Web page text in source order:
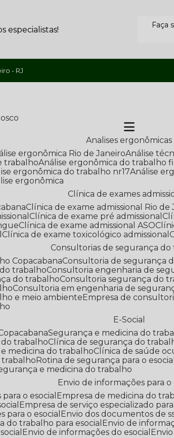
especialistas!
Faça
- RJ
Analises ergonômicas
ergonômica Rio de Janeiro Análise
trabalho Análise ergonômica do trabalho
ergonômica do trabalho nr17 Análise
ergonômica
Clínica de exames
Clínica de exame admissional Rio de
Clínica de exame pré admissional
Clínica de exame admissional ASO
Clínica de exame toxicológico admissional
Consultorias de segurança
Copacabana
Consultoria de segurança
trabalho
Consultoria engenharia de
do trabalho
Consultoria segurança do
Consultoria em engenharia de
e meio ambiente
Empresa de
E-Social
Segurança e medicina do
do trabalho
Clínica de segurança do
e medicina do trabalho
Clínica de saúde
trabalho
Rotina de segurança para o esocial
e medicina do trabalho
Envio de informações para o
o esocial
Empresa de medicina do
Empresa de serviço especializado
para o esocial
Envio dos documentos de
do trabalho para esocial
Envio de
Envio de informações do esocial